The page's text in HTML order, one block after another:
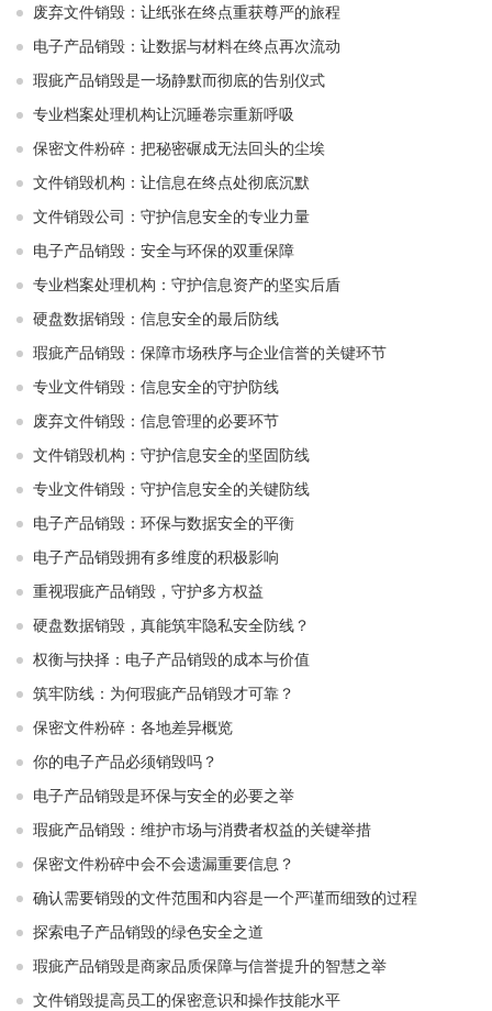
废弃文件销毁：让纸张在终点重获尊严的旅程
电子产品销毁：让数据与材料在终点再次流动
瑕疵产品销毁是一场静默而彻底的告别仪式
专业档案处理机构让沉睡卷宗重新呼吸
保密文件粉碎：把秘密碾成无法回头的尘埃
文件销毁机构：让信息在终点处彻底沉默
文件销毁公司：守护信息安全的专业力量
电子产品销毁：安全与环保的双重保障
专业档案处理机构：守护信息资产的坚实后盾
硬盘数据销毁：信息安全的最后防线
瑕疵产品销毁：保障市场秩序与企业信誉的关键环节
专业文件销毁：信息安全的守护防线
废弃文件销毁：信息管理的必要环节
文件销毁机构：守护信息安全的坚固防线
专业文件销毁：守护信息安全的关键防线
电子产品销毁：环保与数据安全的平衡
电子产品销毁拥有多维度的积极影响
重视瑕疵产品销毁，守护多方权益
硬盘数据销毁，真能筑牢隐私安全防线？
权衡与抉择：电子产品销毁的成本与价值
筑牢防线：为何瑕疵产品销毁才可靠？
保密文件粉碎：各地差异概览
你的电子产品必须销毁吗？
电子产品销毁是环保与安全的必要之举​ ​
瑕疵产品销毁：维护市场与消费者权益的关键举措​ ​
保密文件粉碎中会不会遗漏重要信息？
确认需要销毁的文件范围和内容是一个严谨而细致的过程
探索电子产品销毁的绿色安全之道
瑕疵产品销毁是商家品质保障与信誉提升的智慧之举
文件销毁提高员工的保密意识和操作技能水平